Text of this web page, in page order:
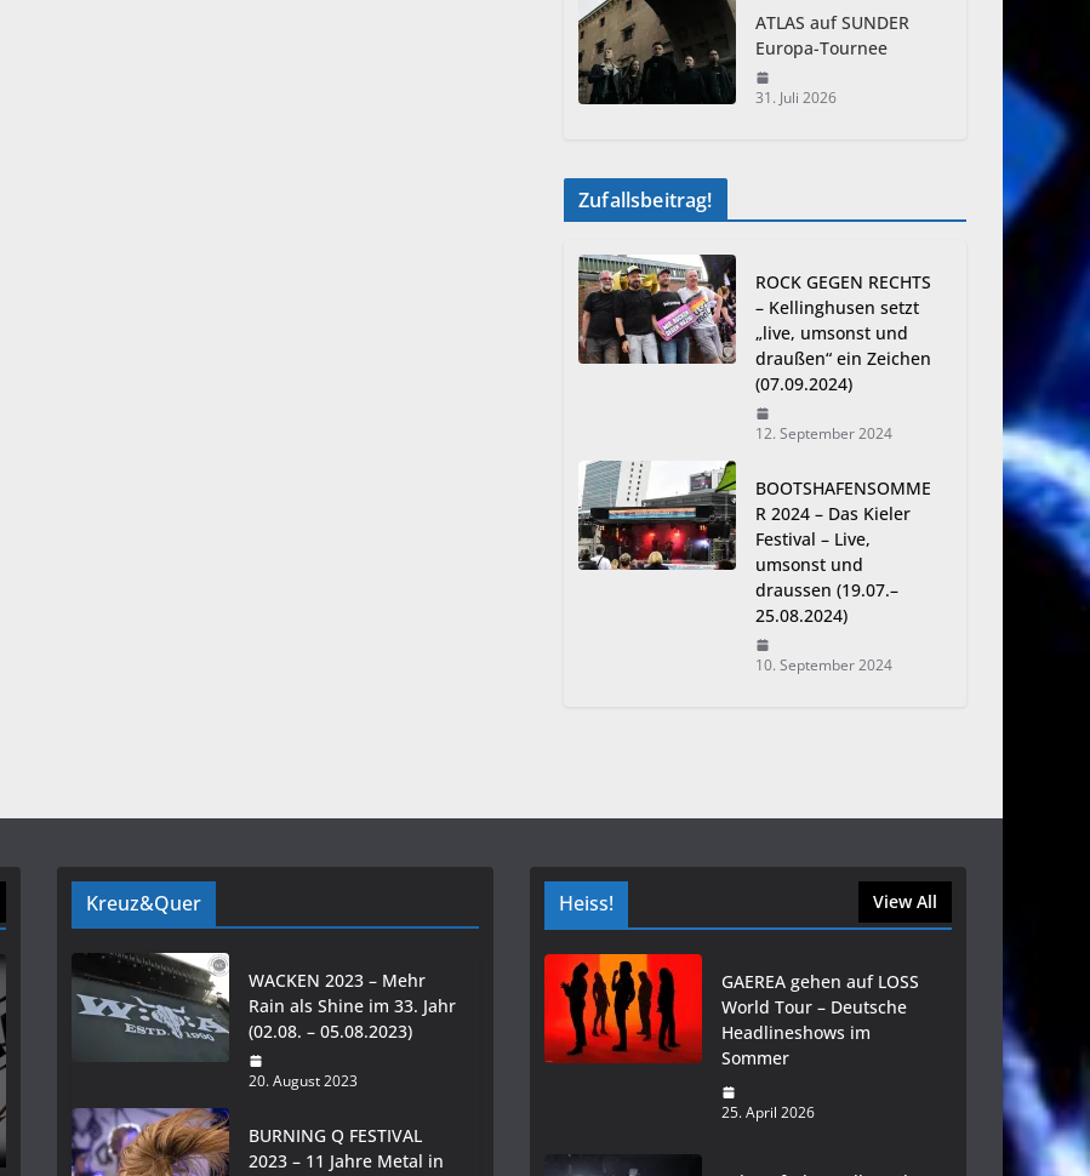
ATLAS auf SUNDER
Europa-Tournee
31. Juli 2026
Zufallsbeitrag!
ROCK GEGEN RECHTS
– Kellinghusen setzt
„live, umsonst und
draußen“ ein Zeichen
(07.09.2024)
12. September 2024
BOOTSHAFENSOMME
R 2024 – Das Kieler
Festival – Live,
umsonst und
draussen (19.07.–
25.08.2024)
10. September 2024
Kreuz&Quer
WACKEN 2023 – Mehr
Rain als Shine im 33. Jahr
(02.08. – 05.08.2023)
20. August 2023
BURNING Q FESTIVAL
2023 – 11 Jahre Metal in
Heiss! View All
GAEREA gehen auf LOSS
World Tour – Deutsche
Headlineshows im
Sommer
25. April 2026